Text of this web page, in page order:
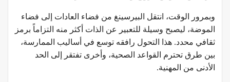
وبمرور الوقت، انتقل البيرسينغ من فضاء العادات إلى فضاء
الموضة، ليصبح وسيلة للتعبير عن الذات أكثر منه التزاماً برمز
ثقافي محدد. هذا التحول رافقه توسع في أساليب الممارسة،
بين طرق تحترم القواعد الصحية، وأخرى تفتقر إلى الحد
الأدنى من المهنية.